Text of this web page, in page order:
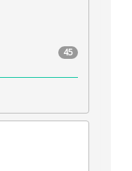
45